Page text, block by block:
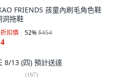
FRIENDS 孩童內刷毛角色鞋
洞拖鞋
扣價 52%$454
8/13 (四) 預計送達
(167)